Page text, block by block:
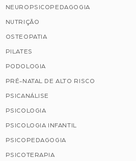
NEUROPSICOPEDAGOGIA
NUTRIÇÃO
OSTEOPATIA
PILATES
PODOLOGIA
PRÉ-NATAL DE ALTO RISCO
PSICANÁLISE
PSICOLOGIA
PSICOLOGIA INFANTIL
PSICOPEDAGOGIA
PSICOTERAPIA